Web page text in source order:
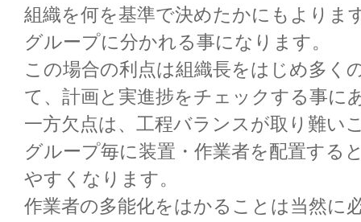
組織を何を基準で決めたかにもよりま
グループに分かれる事になります。
この場合の利点は組織長をはじめ多く
て、計画と実進捗をチェックする事に
一方欠点は、工程バランスが取り難い
グループ毎に装置・作業者を配置する
やすくなります。
作業者の多能化をはかることは当然に